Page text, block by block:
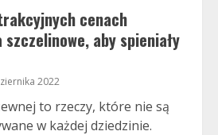
cenach
aby spieniały
2022
to rzeczy, które nie są
w każdej dziedzinie.